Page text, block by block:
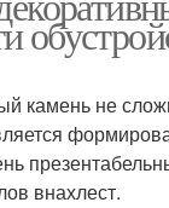
камень не
внахлест.